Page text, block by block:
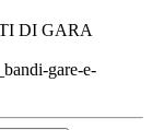
DI GARA
gare-e-